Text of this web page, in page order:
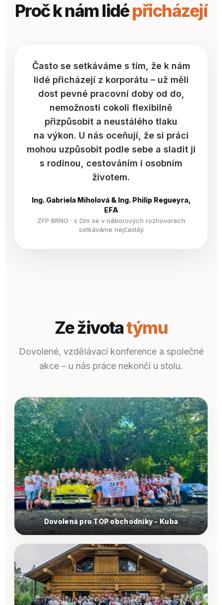
Proč k nám lidépřicházejí
Často se setkáváme s tím, že k nám
lidé přicházejí z korporátu – už měli
dost pevné pracovní doby od do,
nemožnosti cokoli flexibilně
přizpůsobit a neustálého tlaku
na výkon. U nás oceňují, že si práci
mohou uzpůsobit podle sebe a sladit ji
s rodinou, cestováním i osobním
životem.
Ing. Gabriela Miholová & Ing. Philip Regueyra,
EFA
ZFP BRNO · s čím se v náborových rozhovorech
setkáváme nejčastěji
Ze životatýmu
Dovolené, vzdělávací konference a společné
akce – u nás práce nekončí u stolu.
Dovolená pro TOP obchodníky - Kuba